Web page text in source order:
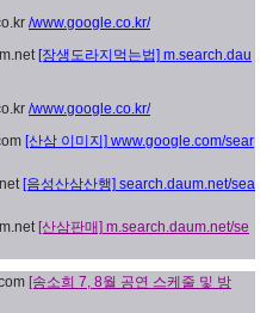
/www.google.co.kr/
[장생도라지먹는법] m.search.dau
/www.google.co.kr/
[산삼 이미지] www.google.com/sear
[음성산삼산행] search.daum.net/sea
[산삼판매] m.search.daum.net/se
[송소희 7, 8월 공연 스케줄 및 방